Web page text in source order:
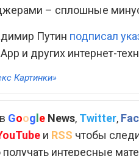
– сплошные
Путин подписал
и других интернет-
Картинки»
Google News, Twitter,
и RSS чтобы
интересные